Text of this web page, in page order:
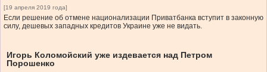
[19 апреля 2019 года]
Если решение об отмене национализации Приватбанка вступит в законную
силу, дешевых западных кредитов Украине уже не видать.
Игорь Коломойский уже издевается над Петром
Порошенко